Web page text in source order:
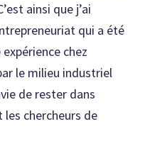
ainsi que j’ai
qui a été
chez
le milieu industriel
de rester dans
les chercheurs de